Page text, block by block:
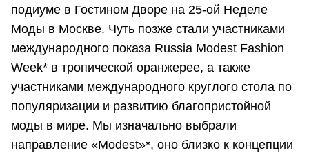
подиуме в Гостином Дворе на 25-ой Неделе
Моды в Москве. Чуть позже стали участниками
международного показа Russia Modest Fashion
Week* в тропической оранжерее, а также
участниками международного круглого стола по
популяризации и развитию благопристойной
моды в мире. Мы изначально выбрали
направление «Modest»*, оно близко к концепции